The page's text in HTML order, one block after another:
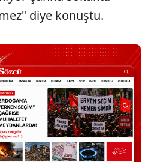
diye konuştu.